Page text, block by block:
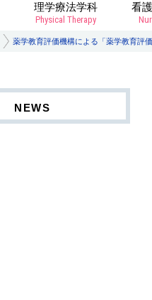
理学療法学科
Physical Therapy
看
薬学教育評価機構による「薬学教育評
NEWS